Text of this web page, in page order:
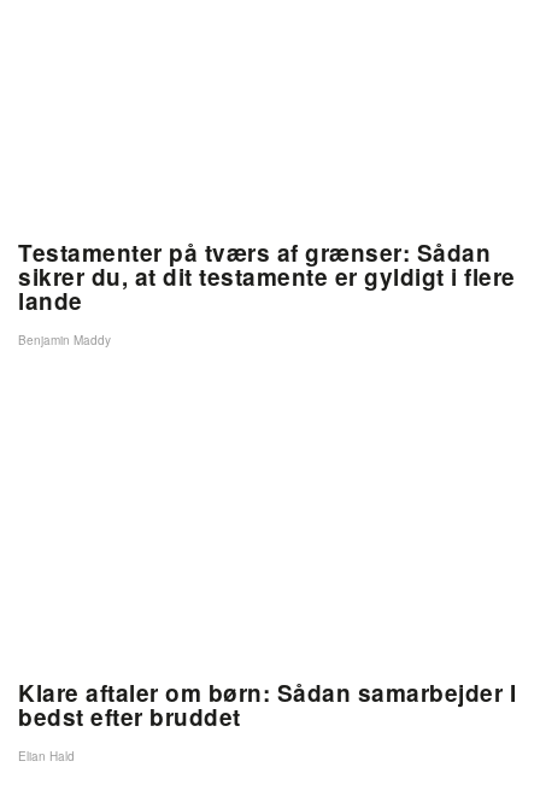
Testamenter på tværs af grænser: Sådan
sikrer du, at dit testamente er gyldigt i flere
lande
Benjamin Maddy
Klare aftaler om børn: Sådan samarbejder I
bedst efter bruddet
Elian Hald